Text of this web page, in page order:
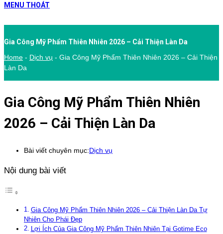
MENU THOÁT
Gia Công Mỹ Phẩm Thiên Nhiên 2026 – Cải Thiện Làn Da
Home - Dịch vụ - Gia Công Mỹ Phẩm Thiên Nhiên 2026 – Cải Thiện
Làn Da
Gia Công Mỹ Phẩm Thiên Nhiên
2026 – Cải Thiện Làn Da
Bài viết chuyên mục:Dịch vụ
Nội dung bài viết
Gia Công Mỹ Phẩm Thiên Nhiên 2026 – Cải Thiện Làn Da Tự
Nhiên Cho Phái Đẹp
Lợi Ích Của Gia Công Mỹ Phẩm Thiên Nhiên Tại Gotime Eco